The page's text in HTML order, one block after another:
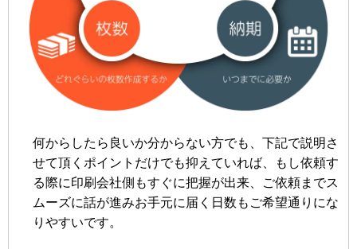
何からしたら良いか分からない方でも、下記で説明さ
せて頂くポイントだけでも抑えていれば、もし依頼す
る際に印刷会社側もすぐに把握が出来、ご依頼までス
ムーズに話が進みお手元に届く日数もご希望通りにな
りやすいです。